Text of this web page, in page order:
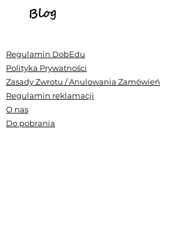
Regulamin DobEdu
Polityka Prywatności
Zasady Zwrotu / Anulowania Zamówień
Regulamin reklamacji
O nas
Do pobrania